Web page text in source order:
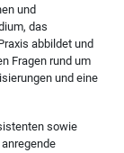
und
das
abbildet und
Fragen rund um
und eine
sowie